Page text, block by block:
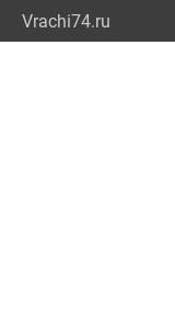
Vrachi74.ru